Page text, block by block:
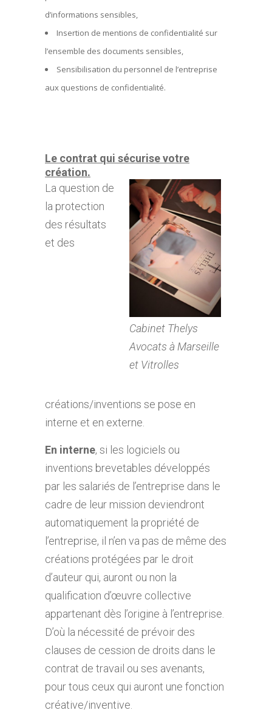
d’informations sensibles,
Insertion de mentions de confidentialité sur
l’ensemble des documents sensibles,
Sensibilisation du personnel de l’entreprise
aux questions de confidentialité.
Le contrat qui sécurise votre
création.
Cabinet Thelys
Avocats à Marseille
et Vitrolles
La question de
la protection
des résultats
et des
créations/inventions se pose en
interne et en externe.
En interne, si les logiciels ou
inventions brevetables développés
par les salariés de l’entreprise dans le
cadre de leur mission deviendront
automatiquement la propriété de
l’entreprise, il n’en va pas de même des
créations protégées par le droit
d’auteur qui, auront ou non la
qualification d’œuvre collective
appartenant dès l’origine à l’entreprise.
D’où la nécessité de prévoir des
clauses de cession de droits dans le
contrat de travail ou ses avenants,
pour tous ceux qui auront une fonction
créative/inventive.